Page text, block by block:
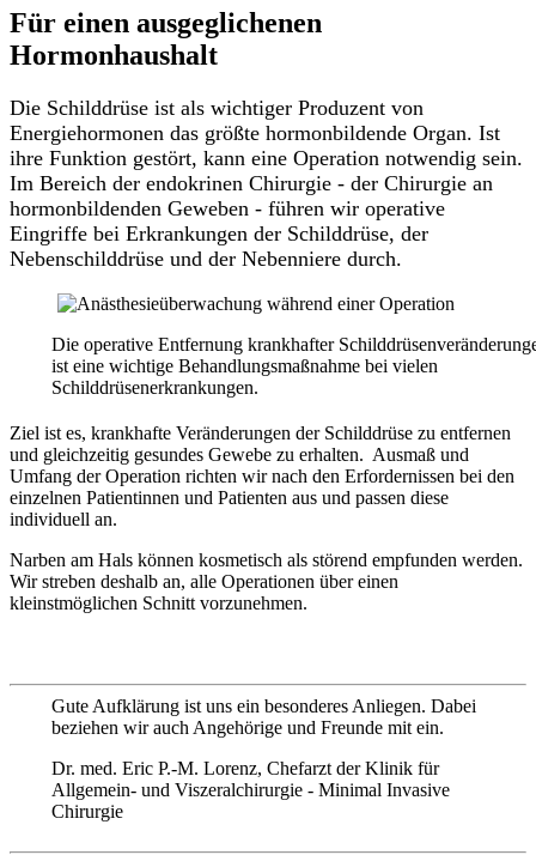
Für einen ausgeglichenen
Hormonhaushalt
Die Schilddrüse ist als wichtiger Produzent von
Energiehormonen das größte hormonbildende Organ. Ist
ihre Funktion gestört, kann eine Operation notwendig sein.
Im Bereich der endokrinen Chirurgie - der Chirurgie an
hormonbildenden Geweben - führen wir operative
Eingriffe bei Erkrankungen der Schilddrüse, der
Nebenschilddrüse und der Nebenniere durch.
Die operative Entfernung krankhafter
ist eine wichtige Behandlungsmaßnahme bei vielen
Schilddrüsenerkrankungen.
Ziel ist es, krankhafte Veränderungen der Schilddrüse zu entfernen
und gleichzeitig gesundes Gewebe zu erhalten. Ausmaß und
Umfang der Operation richten wir nach den Erfordernissen bei den
einzelnen Patientinnen und Patienten aus und passen diese
individuell an.
Narben am Hals können kosmetisch als störend empfunden werden.
Wir streben deshalb an, alle Operationen über einen
kleinstmöglichen Schnitt vorzunehmen.
Gute Aufklärung ist uns ein besonderes Anliegen. Dabei
beziehen wir auch Angehörige und Freunde mit ein.
Dr. med. Eric P.-M. Lorenz, Chefarzt der Klinik für
Allgemein- und Viszeralchirurgie - Minimal Invasive
Chirurgie